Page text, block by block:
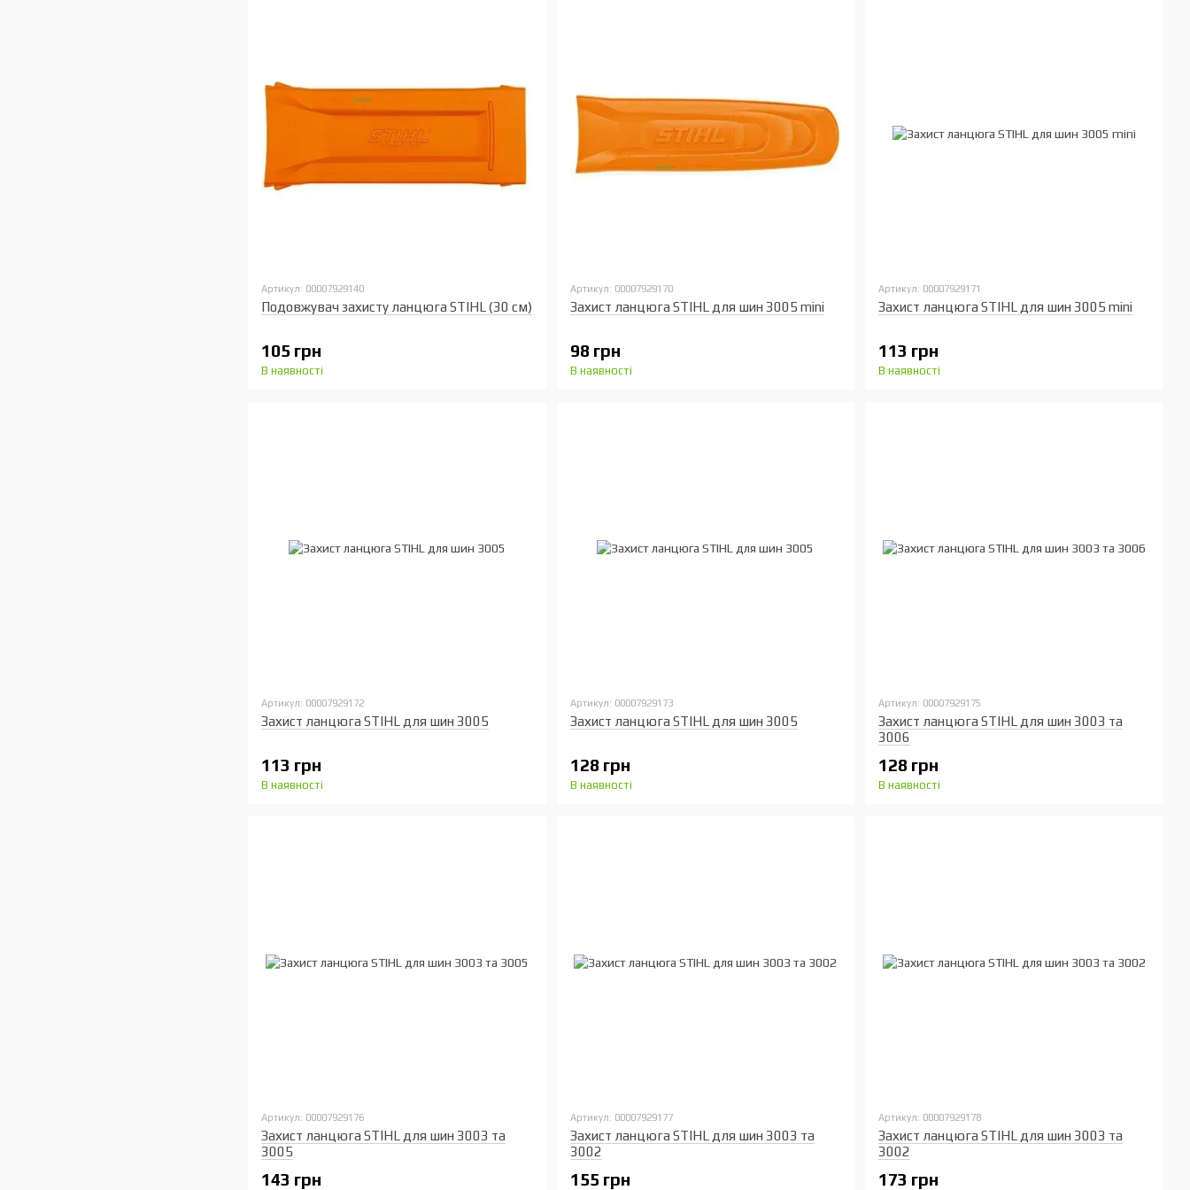
Артикул: 00007929140
Подовжувач захисту ланцюга STIHL (30 см)
105 грн
В наявності
Артикул: 00007929170
Захист ланцюга STIHL для шин 3005 mini
98 грн
В наявності
Артикул: 00007929171
Захист ланцюга STIHL для шин 3005 mini
113 грн
В наявності
Артикул: 00007929172
Захист ланцюга STIHL для шин 3005
113 грн
В наявності
Артикул: 00007929173
Захист ланцюга STIHL для шин 3005
128 грн
В наявності
Артикул: 00007929175
Захист ланцюга STIHL для шин 3003 та
3006
128 грн
В наявності
Артикул: 00007929176
Захист ланцюга STIHL для шин 3003 та
3005
143 грн
Артикул: 00007929177
Захист ланцюга STIHL для шин 3003 та
3002
155 грн
Артикул: 00007929178
Захист ланцюга STIHL для шин 3003 та
3002
173 грн